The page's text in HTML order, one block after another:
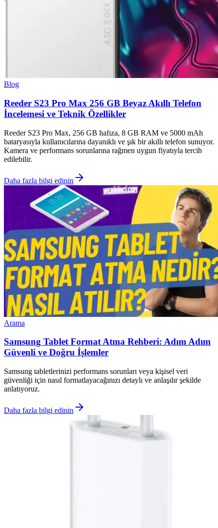
Blog
Reeder S23 Pro Max 256 GB Beyaz Akıllı Telefon
İncelemesi ve Teknik Özellikler
Reeder S23 Pro Max, 256 GB hafıza, 8 GB RAM ve 5000 mAh
bataryasıyla kullanıcılarına dayanıklı ve şık bir akıllı telefon sunuyor.
Kamera ve performans sorunlarına rağmen uygun fiyatıyla tercih
edilebilir.
Daha fazla bilgi edinin
Arama
Samsung Tablet Format Atma Rehberi: Adım Adım
Güvenli ve Doğru İşlemler
Samsung tabletlerinizi performans sorunları veya kişisel veri
güvenliği için nasıl formatlayacağınızı detaylı ve anlaşılır şekilde
anlatıyoruz.
Daha fazla bilgi edinin